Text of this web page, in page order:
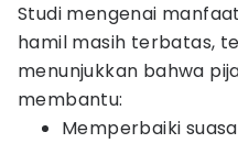
Studi mengenai manfaat
hamil masih terbatas,
menunjukkan bahwa
membantu:
Memperbaiki